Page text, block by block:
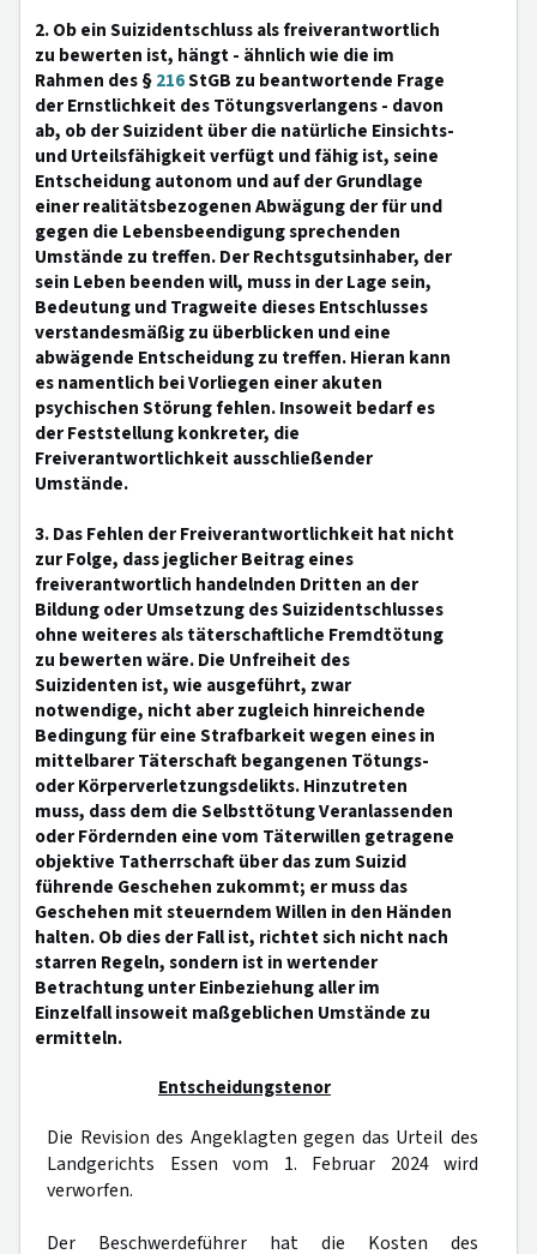
2. Ob ein Suizidentschluss als freiverantwortlich
zu bewerten ist, hängt - ähnlich wie die im
Rahmen des §216StGB zu beantwortende Frage
der Ernstlichkeit des Tötungsverlangens - davon
ab, ob der Suizident über die natürliche Einsichts-
und Urteilsfähigkeit verfügt und fähig ist, seine
Entscheidung autonom und auf der Grundlage
einer realitätsbezogenen Abwägung der für und
gegen die Lebensbeendigung sprechenden
Umstände zu treffen. Der Rechtsgutsinhaber, der
sein Leben beenden will, muss in der Lage sein,
Bedeutung und Tragweite dieses Entschlusses
verstandesmäßig zu überblicken und eine
abwägende Entscheidung zu treffen. Hieran kann
es namentlich bei Vorliegen einer akuten
psychischen Störung fehlen. Insoweit bedarf es
der Feststellung konkreter, die
Freiverantwortlichkeit ausschließender
Umstände.
3. Das Fehlen der Freiverantwortlichkeit hat nicht
zur Folge, dass jeglicher Beitrag eines
freiverantwortlich handelnden Dritten an der
Bildung oder Umsetzung des Suizidentschlusses
ohne weiteres als täterschaftliche Fremdtötung
zu bewerten wäre. Die Unfreiheit des
Suizidenten ist, wie ausgeführt, zwar
notwendige, nicht aber zugleich hinreichende
Bedingung für eine Strafbarkeit wegen eines in
mittelbarer Täterschaft begangenen Tötungs-
oder Körperverletzungsdelikts. Hinzutreten
muss, dass dem die Selbsttötung Veranlassenden
oder Fördernden eine vom Täterwillen getragene
objektive Tatherrschaft über das zum Suizid
führende Geschehen zukommt; er muss das
Geschehen mit steuerndem Willen in den Händen
halten. Ob dies der Fall ist, richtet sich nicht nach
starren Regeln, sondern ist in wertender
Betrachtung unter Einbeziehung aller im
Einzelfall insoweit maßgeblichen Umstände zu
ermitteln.
Entscheidungstenor
Die Revision des Angeklagten gegen das Urteil des
Landgerichts Essen vom 1. Februar 2024 wird
verworfen.
Der Beschwerdeführer hat die Kosten des